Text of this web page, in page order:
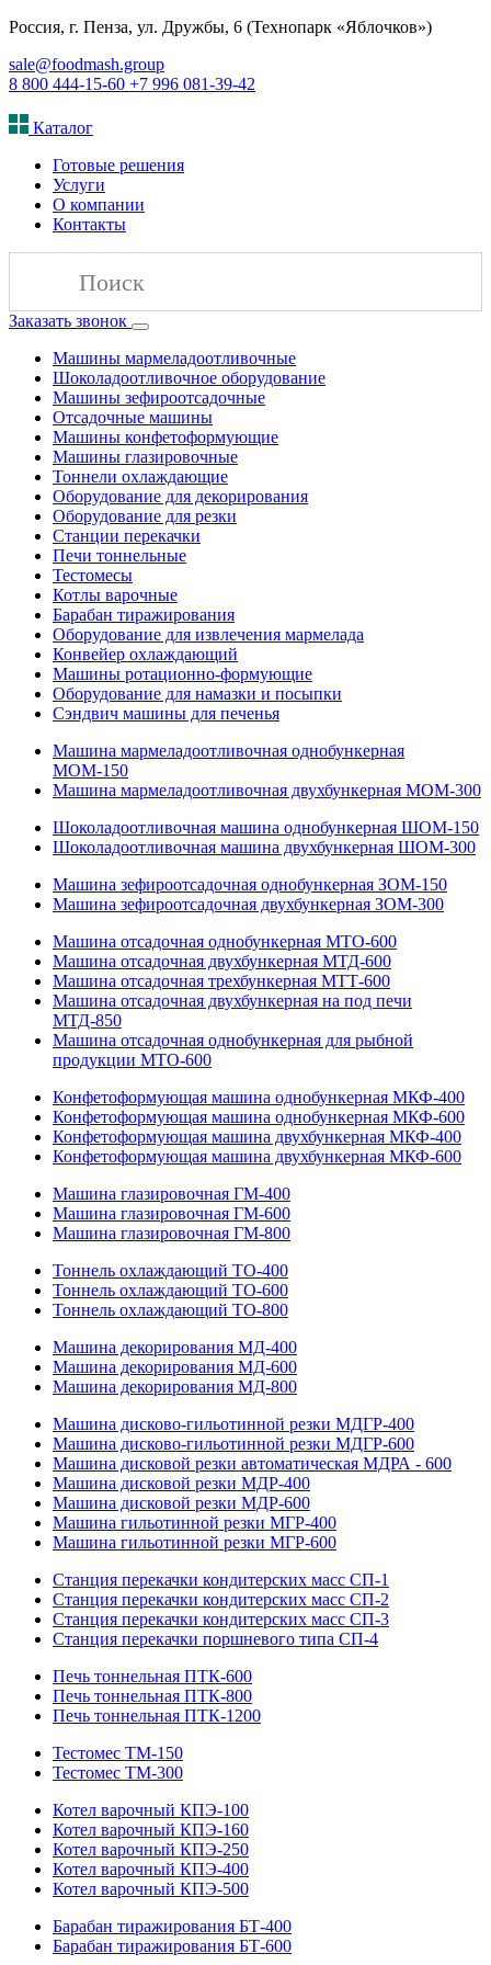
Россия, г. Пенза, ул. Дружбы, 6 (Технопарк «Яблочков»)
sale@foodmash.group
8 800 444-15-60 +7 996 081-39-42
Каталог
Готовые решения
Услуги
О компании
Контакты
Заказать звонок
Машины мармеладоотливочные
Шоколадоотливочное оборудование
Машины зефироотсадочные
Отсадочные машины
Машины конфетоформующие
Машины глазировочные
Тоннели охлаждающие
Оборудование для декорирования
Оборудование для резки
Станции перекачки
Печи тоннельные
Тестомесы
Котлы варочные
Барабан тиражирования
Оборудование для извлечения мармелада
Конвейер охлаждающий
Машины ротационно-формующие
Оборудование для намазки и посыпки
Сэндвич машины для печенья
Машина мармеладоотливочная однобункерная
МОМ-150
Машина мармеладоотливочная двухбункерная МОМ-300
Шоколадоотливочная машина однобункерная ШОМ-150
Шоколадоотливочная машина двухбункерная ШОМ-300
Машина зефироотсадочная однобункерная ЗОМ-150
Машина зефироотсадочная двухбункерная ЗОМ-300
Машина отсадочная однобункерная МТО-600
Машина отсадочная двухбункерная МТД-600
Машина отсадочная трехбункерная МТТ-600
Машина отсадочная двухбункерная на под печи
МТД-850
Машина отсадочная однобункерная для рыбной
продукции МТО-600
Конфетоформующая машина однобункерная МКФ-400
Конфетоформующая машина однобункерная МКФ-600
Конфетоформующая машина двухбункерная МКФ-400
Конфетоформующая машина двухбункерная МКФ-600
Машина глазировочная ГМ-400
Машина глазировочная ГМ-600
Машина глазировочная ГМ-800
Тоннель охлаждающий ТО-400
Тоннель охлаждающий ТО-600
Тоннель охлаждающий ТО-800
Машина декорирования МД-400
Машина декорирования МД-600
Машина декорирования МД-800
Машина дисково-гильотинной резки МДГР-400
Машина дисково-гильотинной резки МДГР-600
Машина дисковой резки автоматическая МДРА - 600
Машина дисковой резки МДР-400
Машина дисковой резки МДР-600
Машина гильотинной резки МГР-400
Машина гильотинной резки МГР-600
Станция перекачки кондитерских масс СП-1
Станция перекачки кондитерских масс СП-2
Станция перекачки кондитерских масс СП-3
Станция перекачки поршневого типа СП-4
Печь тоннельная ПТК-600
Печь тоннельная ПТК-800
Печь тоннельная ПТК-1200
Тестомес ТМ-150
Тестомес ТМ-300
Котел варочный КПЭ-100
Котел варочный КПЭ-160
Котел варочный КПЭ-250
Котел варочный КПЭ-400
Котел варочный КПЭ-500
Барабан тиражирования БТ-400
Барабан тиражирования БТ-600